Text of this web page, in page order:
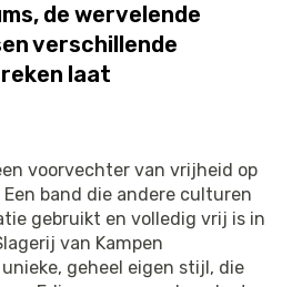
de wervelende
verschillende
laat
voorvechter van vrijheid op
band die andere culturen
gebruikt en volledig vrij is in
van Kampen
geheel eigen stijl, die